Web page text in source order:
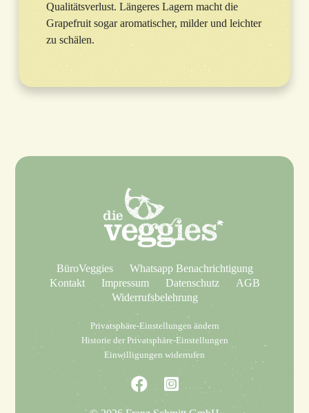
Qualitätsverlust. Längeres Lagern macht die
Grapefruit sogar aromatischer, milder und leichter
zu schälen.
BüroVeggies
Whatsapp Benachrichtigung
Kontakt
Impressum Datenschutz
AGB
Widerrufsbelehrung
Privatsphäre-Einstellungen ändern
Historie der Privatsphäre-Einstellungen
Einwilligungen widerrufen